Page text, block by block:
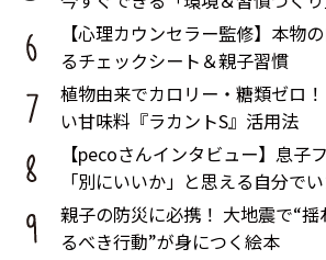
【心理カウンセラー監修】本物
るチェックシート＆親子習慣
植物由来でカロリー・糖類ゼロ
い甘味料『ラカントS』活用法
【pecoさんインタビュー】息子
「別にいいか」と思える自分で
親子の防災に必携！ 大地震で“揺
るべき行動”が身につく絵本